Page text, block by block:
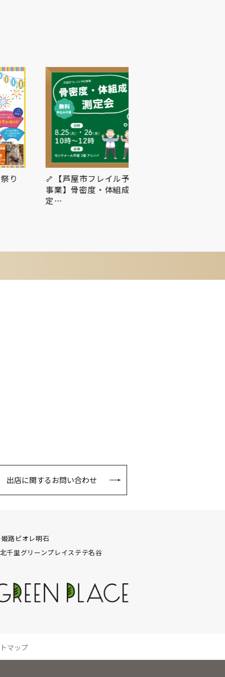
🦴【芦屋市フレイル予防
事業】骨密度・体組成 測
出店に関するお問い合わせ
路ピオレ明石
北千里グリーンプレイス テテ名谷
マップ